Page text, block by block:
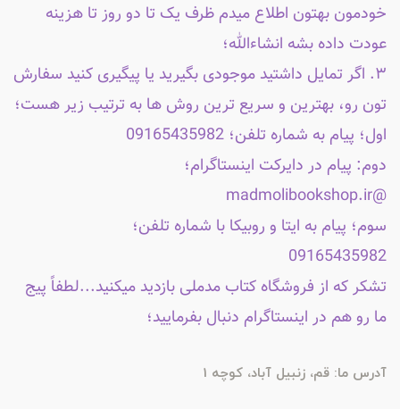
خودمون بهتون اطلاع میدم ظرف یک تا دو روز تا هزینه
عودت داده بشه انشاءالله؛
۳. اگر تمایل داشتید موجودی بگیرید یا پیگیری کنید سفارش
تون رو، بهترین و سریع ترین روش ها به ترتیب زیر هست؛
اول؛ پیام به شماره تلفن؛ 09165435982
دوم: پیام در دایرکت اینستاگرام؛
@madmolibookshop.ir
سوم؛ پیام به ایتا و روبیکا با شماره تلفن؛
09165435982
تشکر که از فروشگاه کتاب مدملی بازدید میکنید...لطفاً پیج
ما رو هم در اینستاگرام دنبال بفرمایید؛
آدرس ما: قم، زنبیل آباد، کوچه 1